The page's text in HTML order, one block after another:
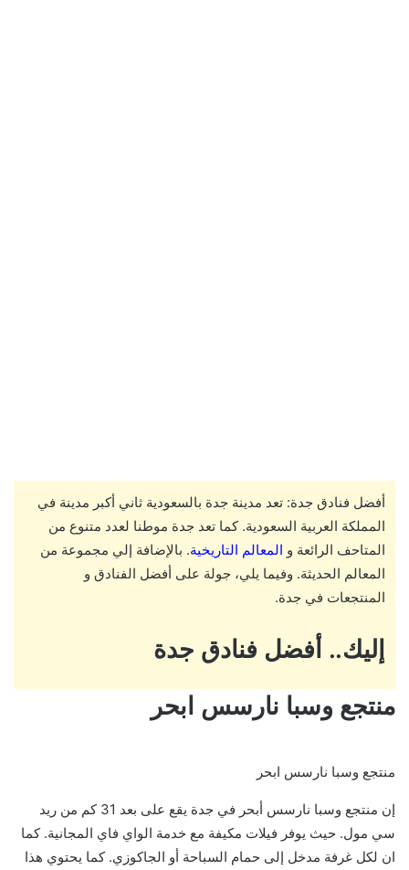
أفضل فنادق جدة: تعد مدينة جدة بالسعودية ثاني أكبر مدينة في
المملكة العربية السعودية. كما تعد جدة موطنا لعدد متنوع من
المتاحف الرائعة و المعالم التاريخية. بالإضافة إلي مجموعة من
المعالم الحديثة. وفيما يلي، جولة على أفضل الفنادق و
المنتجعات في جدة.
إليك.. أفضل فنادق جدة
منتجع وسبا نارسس ابحر
منتجع وسبا نارسس ابحر
إن منتجع وسبا نارسس أبحر في جدة يقع على بعد 31 كم من ريد
سي مول. حيث يوفر فيلات مكيفة مع خدمة الواي فاي المجانية. كما
ان لكل غرفة مدخل إلى حمام السباحة أو الجاكوزي. كما يحتوي هذا